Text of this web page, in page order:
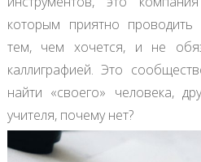
которым приятно проводить
тем, чем хочется, и не
каллиграфией. Это
найти «своего» человека,
учителя, почему нет?